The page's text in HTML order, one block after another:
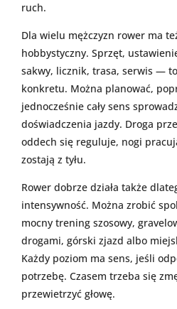
ruch.
Dla wielu mężczyzn rower ma
hobbystyczny. Sprzęt,
sakwy, licznik, trasa, serwis —
konkretu. Można planować,
jednocześnie cały sens
doświadczenia jazdy. Droga
oddech się reguluje, nogi
zostają z tyłu.
Rower dobrze działa także
intensywność. Można zrobić
mocny trening szosowy,
drogami, górski zjazd albo
Każdy poziom ma sens, jeśli
potrzebę. Czasem trzeba się
przewietrzyć głowę.